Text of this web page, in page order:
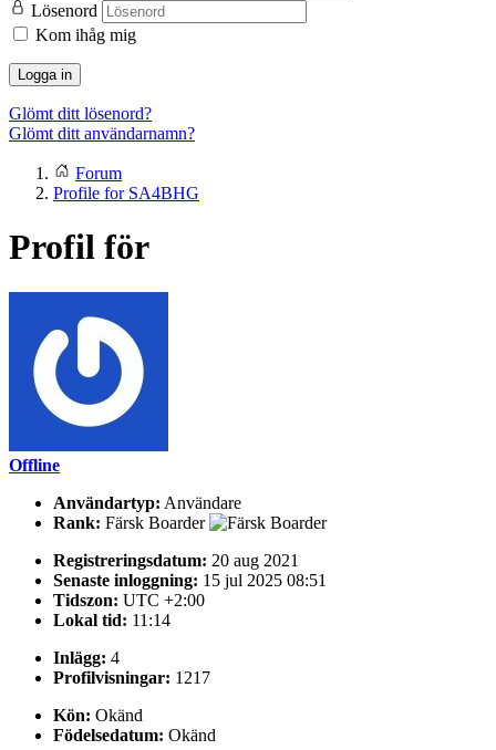
Lösenord
Kom ihåg mig
Logga in
Glömt ditt lösenord?
Glömt ditt användarnamn?
Forum
Profile for SA4BHG
Profil för
Offline
Användartyp: Användare
Rank: Färsk Boarder
Registreringsdatum: 20 aug 2021
Senaste inloggning: 15 jul 2025 08:51
Tidszon: UTC +2:00
Lokal tid: 11:14
Inlägg: 4
Profilvisningar: 1217
Kön: Okänd
Födelsedatum: Okänd